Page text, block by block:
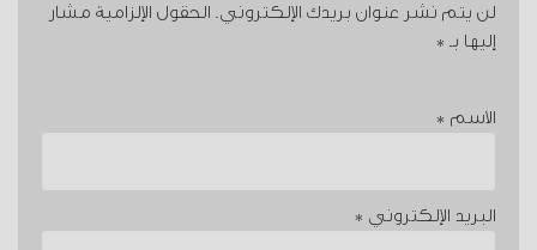
لن يتم نشر عنوان بريدك الإلكتروني. الحقول الإلزامية مشار
إليها بـ *
الاسم *
البريد الإلكتروني *